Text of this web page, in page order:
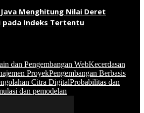
Menghitung Nilai Deret
pada Indeks Tertentu
dan Pengembangan WebKecerdasan
ProyekPengembangan Berbasis
Citra DigitalProbabilitas dan
dan pemodelan